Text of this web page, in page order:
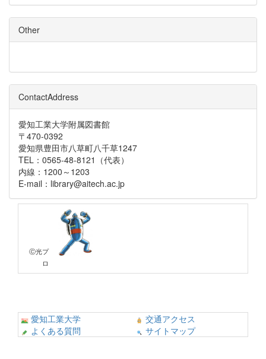
Other
ContactAddress
愛知工業大学附属図書館
〒470-0392
愛知県豊田市八草町八千草1247
TEL：0565-48-8121（代表）
内線：1200～1203
E-mail：library@aitech.ac.jp
Ⓒ光プ
ロ
愛知工業大学
交通アクセス
よくある質問
サイトマップ